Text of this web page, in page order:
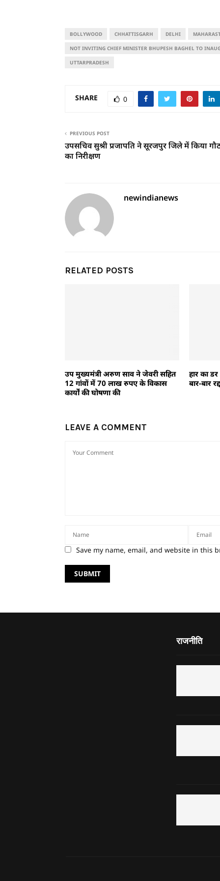
BOLLYWOOD CHHATTISGARH DELHI
NOT INVITING CHIEF MINISTER BHUPESH BAGHEL TO
UTTARPRADESH
SHARE 0
PREVIOUS POST
उपसचिव सुश्री प्रजापति ने सूरजपुर जिले में किया
का निरीक्षण
newindianews
RELATED POSTS
उप मुख्यमंत्री अरुण साव ने जेवरी सहित
12 गांवों में 70 लाख रुपए के विकास
कार्यों की घोषणा की
हार का
बार-बार
LEAVE A COMMENT
Save my name, email, and website in this
राजनीति